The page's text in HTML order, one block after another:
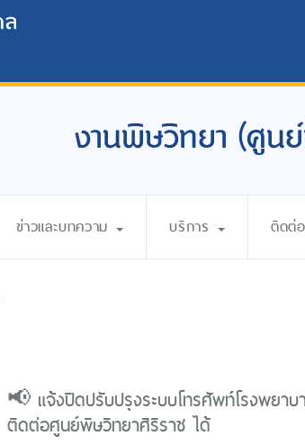
งานพิษวิทยา (ศูน
ข่าวและบทความ บริการ ติดต่
📢 แจ้งปิดปรับปรุงระบบโทรศัพท์โรงพยาบ
ติดต่อศูนย์พิษวิทยาศิริราช ได้